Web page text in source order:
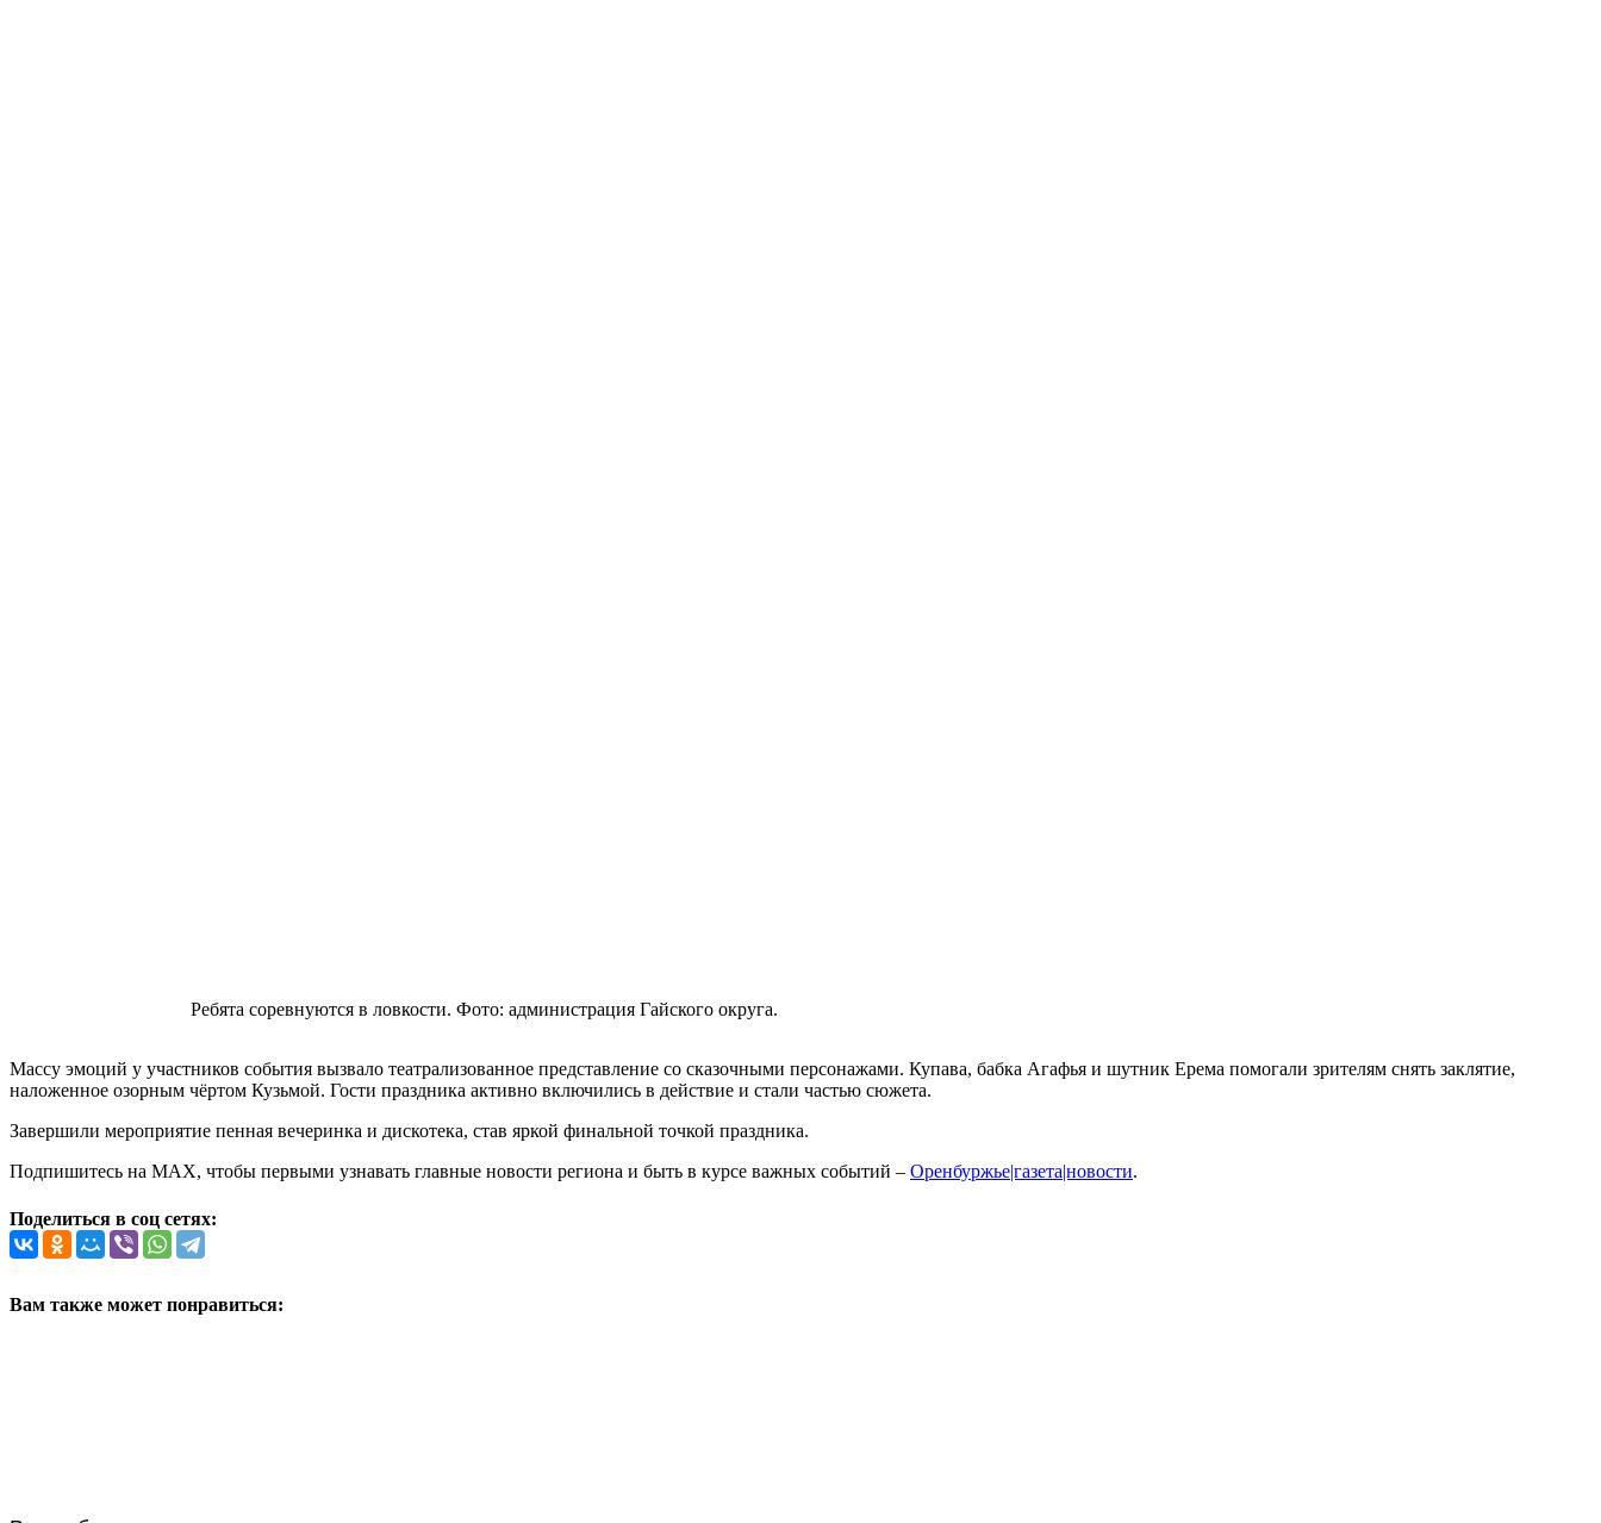
Ребята соревнуются в ловкости. Фото: администрация Гайского округа.
Массу эмоций у участников события вызвало театрализованное представление со сказочными персонажами. Купава, бабка Агафья и шутник Ерема помогали зрителям снять заклятие,
наложенное озорным чёртом Кузьмой. Гости праздника активно включились в действие и стали частью сюжета.
Завершили мероприятие пенная вечеринка и дискотека, став яркой финальной точкой праздника.
Подпишитесь на MAX, чтобы первыми узнавать главные новости региона и быть в курсе важных событий – Оренбуржье|газета|новости.
Поделиться в соц сетях:
Вам также может понравиться: